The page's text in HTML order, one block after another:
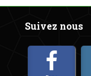
Suivez nous